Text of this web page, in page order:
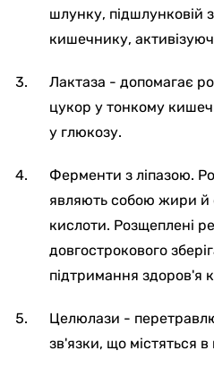
шлунку, підшлунковій
кишечнику,
Лактаза - допомагає
цукор у тонкому
у глюкозу.
Ферменти з ліпазою.
являють собою жири й
кислоти. Розщеплені
довгострокового
підтримання здоров'я
Целюлази -
зв'язки, що містяться в